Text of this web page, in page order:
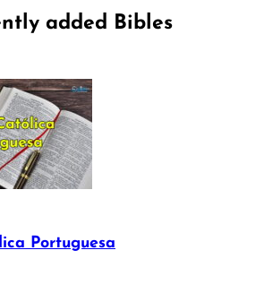
added Bibles
Portuguesa